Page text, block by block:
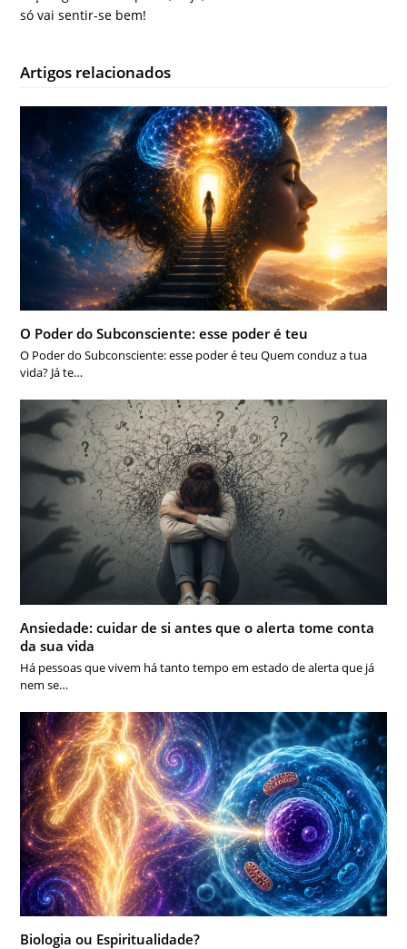
só vai sentir-se bem!
Artigos relacionados
O Poder do Subconsciente: esse poder é teu
O Poder do Subconsciente: esse poder é teu Quem conduz a tua
vida? Já te…
Ansiedade: cuidar de si antes que o alerta tome conta
da sua vida
Há pessoas que vivem há tanto tempo em estado de alerta que já
nem se…
Biologia ou Espiritualidade?